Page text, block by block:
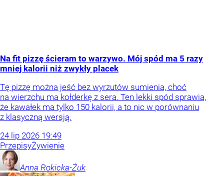
Na fit pizzę ścieram to warzywo. Mój spód ma 5 razy
mniej kalorii niż zwykły placek
Tę pizzę można jeść bez wyrzutów sumienia, choć
na wierzchu ma kołderkę z sera. Ten lekki spód sprawia,
że kawałek ma tylko 150 kalorii, a to nic w porównaniu
z klasyczną wersją.
24 lip 2026 19:49
PrzepisyŻywienie
Anna Rokicka-Żuk